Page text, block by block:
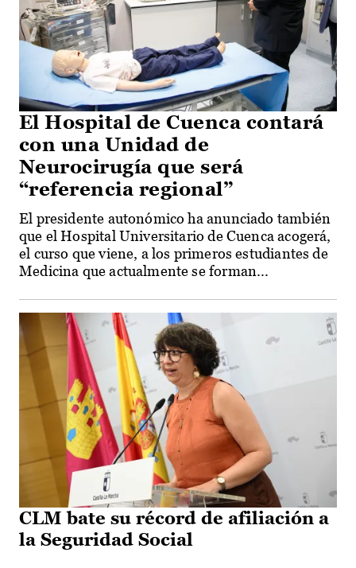
El Hospital de Cuenca contará
con una Unidad de
Neurocirugía que será
“referencia regional”
El presidente autonómico ha anunciado también
que el Hospital Universitario de Cuenca acogerá,
el curso que viene, a los primeros estudiantes de
Medicina que actualmente se forman...
CLM bate su récord de afiliación a
la Seguridad Social